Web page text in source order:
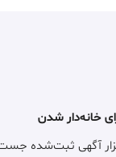
خانه‌دار شدن
هزار آگهی ثبت‌شده